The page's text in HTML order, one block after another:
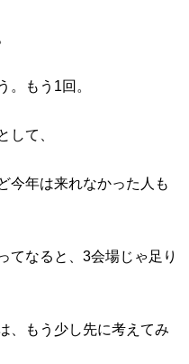
。もう1回。
して、
今年は来れなかった人も
てなると、3会場じゃ足り
、もう少し先に考えてみ